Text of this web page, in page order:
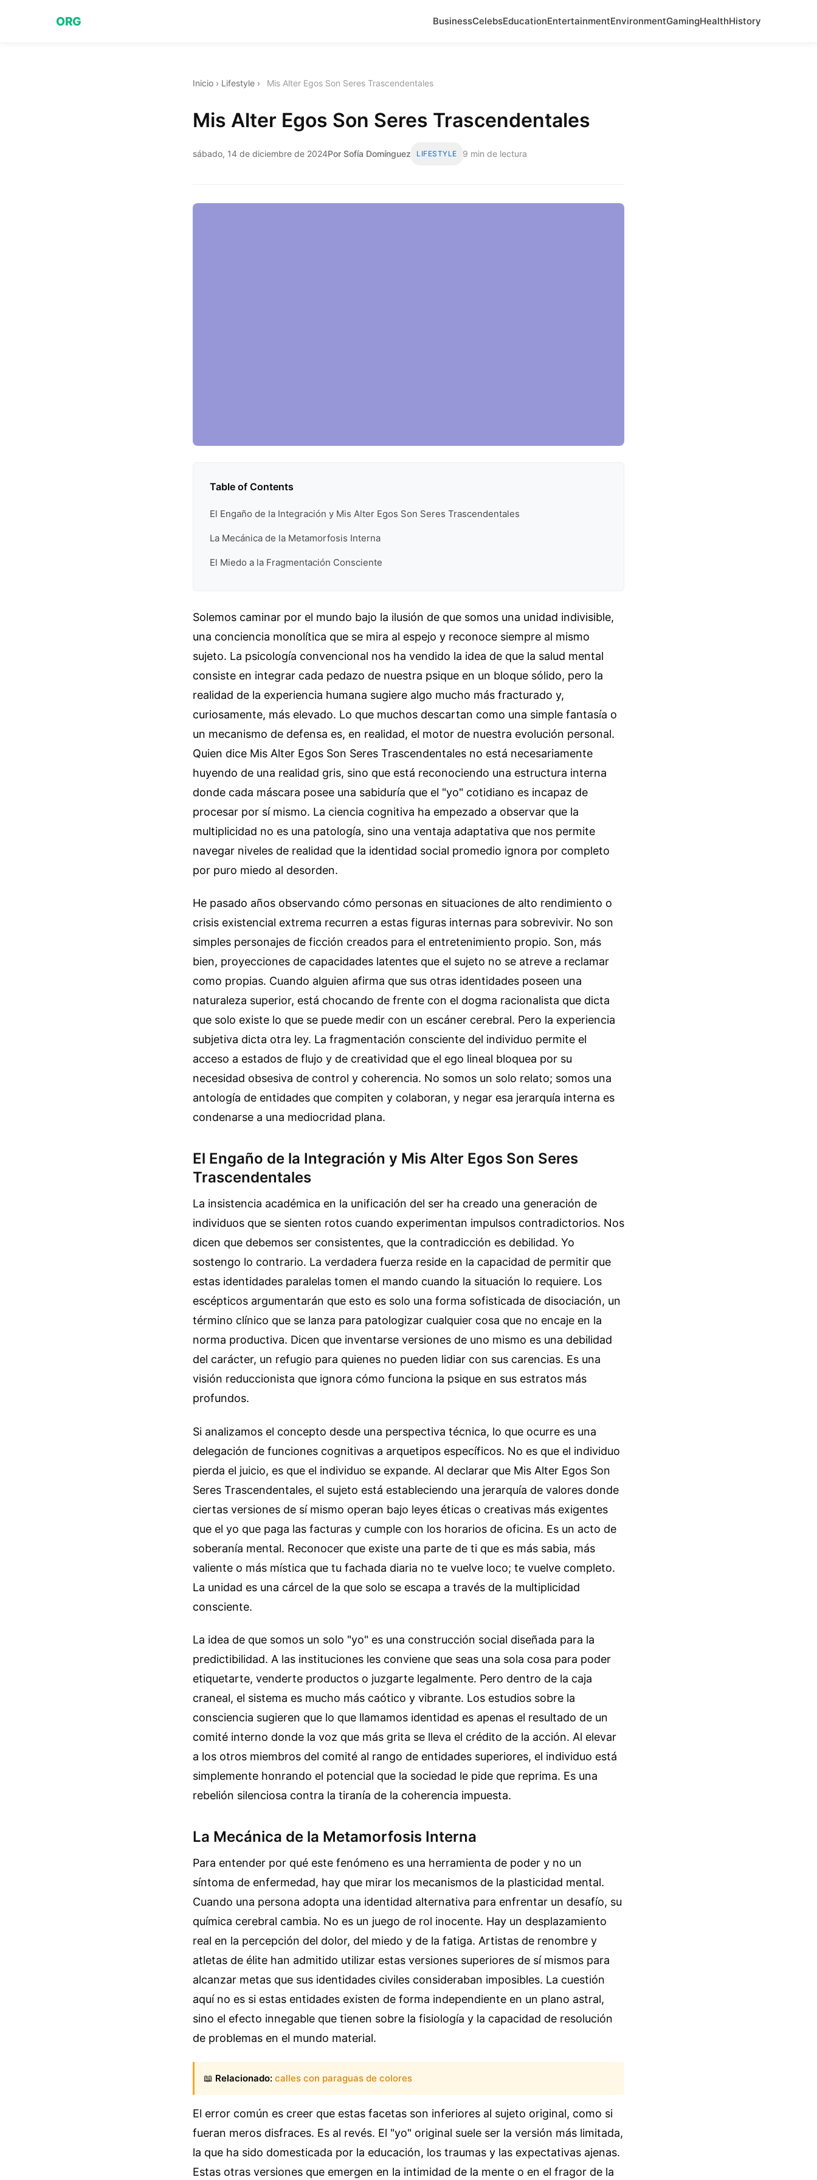
ORG BusinessCelebsEducationEntertainmentEnvironmentGamingHealthHistory
Inicio › Lifestyle › Mis Alter Egos Son Seres Trascendentales
Mis Alter Egos Son Seres Trascendentales
sábado, 14 de diciembre de 2024Por Sofía Domínguez LIFESTYLE 9 min de lectura
Table of Contents
El Engaño de la Integración y Mis Alter Egos Son Seres Trascendentales
La Mecánica de la Metamorfosis Interna
El Miedo a la Fragmentación Consciente
Solemos caminar por el mundo bajo la ilusión de que somos una unidad indivisible,
una conciencia monolítica que se mira al espejo y reconoce siempre al mismo
sujeto. La psicología convencional nos ha vendido la idea de que la salud mental
consiste en integrar cada pedazo de nuestra psique en un bloque sólido, pero la
realidad de la experiencia humana sugiere algo mucho más fracturado y,
curiosamente, más elevado. Lo que muchos descartan como una simple fantasía o
un mecanismo de defensa es, en realidad, el motor de nuestra evolución personal.
Quien dice Mis Alter Egos Son Seres Trascendentales no está necesariamente
huyendo de una realidad gris, sino que está reconociendo una estructura interna
donde cada máscara posee una sabiduría que el "yo" cotidiano es incapaz de
procesar por sí mismo. La ciencia cognitiva ha empezado a observar que la
multiplicidad no es una patología, sino una ventaja adaptativa que nos permite
navegar niveles de realidad que la identidad social promedio ignora por completo
por puro miedo al desorden.
He pasado años observando cómo personas en situaciones de alto rendimiento o
crisis existencial extrema recurren a estas figuras internas para sobrevivir. No son
simples personajes de ficción creados para el entretenimiento propio. Son, más
bien, proyecciones de capacidades latentes que el sujeto no se atreve a reclamar
como propias. Cuando alguien afirma que sus otras identidades poseen una
naturaleza superior, está chocando de frente con el dogma racionalista que dicta
que solo existe lo que se puede medir con un escáner cerebral. Pero la experiencia
subjetiva dicta otra ley. La fragmentación consciente del individuo permite el
acceso a estados de flujo y de creatividad que el ego lineal bloquea por su
necesidad obsesiva de control y coherencia. No somos un solo relato; somos una
antología de entidades que compiten y colaboran, y negar esa jerarquía interna es
condenarse a una mediocridad plana.
El Engaño de la Integración y Mis Alter Egos Son Seres
Trascendentales
La insistencia académica en la unificación del ser ha creado una generación de
individuos que se sienten rotos cuando experimentan impulsos contradictorios. Nos
dicen que debemos ser consistentes, que la contradicción es debilidad. Yo
sostengo lo contrario. La verdadera fuerza reside en la capacidad de permitir que
estas identidades paralelas tomen el mando cuando la situación lo requiere. Los
escépticos argumentarán que esto es solo una forma sofisticada de disociación, un
término clínico que se lanza para patologizar cualquier cosa que no encaje en la
norma productiva. Dicen que inventarse versiones de uno mismo es una debilidad
del carácter, un refugio para quienes no pueden lidiar con sus carencias. Es una
visión reduccionista que ignora cómo funciona la psique en sus estratos más
profundos.
Si analizamos el concepto desde una perspectiva técnica, lo que ocurre es una
delegación de funciones cognitivas a arquetipos específicos. No es que el individuo
pierda el juicio, es que el individuo se expande. Al declarar que Mis Alter Egos Son
Seres Trascendentales, el sujeto está estableciendo una jerarquía de valores donde
ciertas versiones de sí mismo operan bajo leyes éticas o creativas más exigentes
que el yo que paga las facturas y cumple con los horarios de oficina. Es un acto de
soberanía mental. Reconocer que existe una parte de ti que es más sabia, más
valiente o más mística que tu fachada diaria no te vuelve loco; te vuelve completo.
La unidad es una cárcel de la que solo se escapa a través de la multiplicidad
consciente.
La idea de que somos un solo "yo" es una construcción social diseñada para la
predictibilidad. A las instituciones les conviene que seas una sola cosa para poder
etiquetarte, venderte productos o juzgarte legalmente. Pero dentro de la caja
craneal, el sistema es mucho más caótico y vibrante. Los estudios sobre la
consciencia sugieren que lo que llamamos identidad es apenas el resultado de un
comité interno donde la voz que más grita se lleva el crédito de la acción. Al elevar
a los otros miembros del comité al rango de entidades superiores, el individuo está
simplemente honrando el potencial que la sociedad le pide que reprima. Es una
rebelión silenciosa contra la tiranía de la coherencia impuesta.
La Mecánica de la Metamorfosis Interna
Para entender por qué este fenómeno es una herramienta de poder y no un
síntoma de enfermedad, hay que mirar los mecanismos de la plasticidad mental.
Cuando una persona adopta una identidad alternativa para enfrentar un desafío, su
química cerebral cambia. No es un juego de rol inocente. Hay un desplazamiento
real en la percepción del dolor, del miedo y de la fatiga. Artistas de renombre y
atletas de élite han admitido utilizar estas versiones superiores de sí mismos para
alcanzar metas que sus identidades civiles consideraban imposibles. La cuestión
aquí no es si estas entidades existen de forma independiente en un plano astral,
sino el efecto innegable que tienen sobre la fisiología y la capacidad de resolución
de problemas en el mundo material.
📖 Relacionado: calles con paraguas de colores
El error común es creer que estas facetas son inferiores al sujeto original, como si
fueran meros disfraces. Es al revés. El "yo" original suele ser la versión más limitada,
la que ha sido domesticada por la educación, los traumas y las expectativas ajenas.
Estas otras versiones que emergen en la intimidad de la mente o en el fragor de la